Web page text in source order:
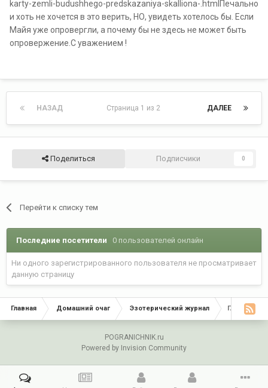
karty-zemli-budushhego-predskazaniya-skalliona-.htmlПечально
и хоть не хочется в это верить, НО, увидеть хотелось бы. Если
Майя уже опровергли, а почему бы не здесь не может быть
опровержение.С уважением !
НАЗАД ДАЛЕЕ
Страница 1 из 2
Поделиться Подписчики 0
Перейти к списку тем
Последние посетители 0 пользователей онлайн
Ни одного зарегистрированного пользователя не просматривает
данную страницу
Главная Домашний очаг Эзотерический журнал
POGRANICHNIK.ru
Powered by Invision Community